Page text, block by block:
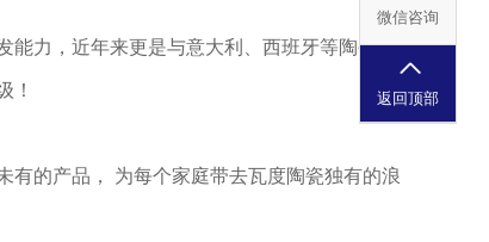
微信咨询
返回顶部
能力，近年来更是与意大利、西班牙等陶瓷强
！
有的产品， 为每个家庭带去瓦度陶瓷独有的浪